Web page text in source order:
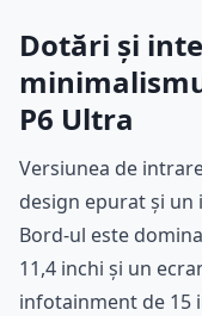
Dotări și
P6 Ultra
Versiunea de
design epurat și
Bord-ul este
11,4 inchi și un
infotainment de 15